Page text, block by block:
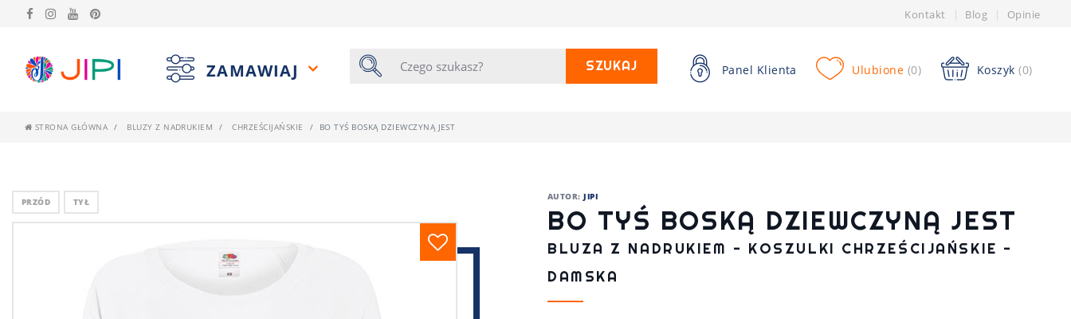
Kontakt Blog Opinie
ZAMAWIAJ SZUKAJ Panel Klienta Ulubione (0) Koszyk(0)
STRONA GŁÓWNA BLUZY Z NADRUKIEM CHRZEŚCIJAŃSKIE BO TYŚ BOSKĄ DZIEWCZYNĄ JEST
PRZÓD TYŁ AUTOR:JIPI
BO TYŚ BOSKĄ DZIEWCZYNĄ JEST
BLUZA Z NADRUKIEM - KOSZULKI CHRZEŚCIJAŃSKIE -
DAMSKA